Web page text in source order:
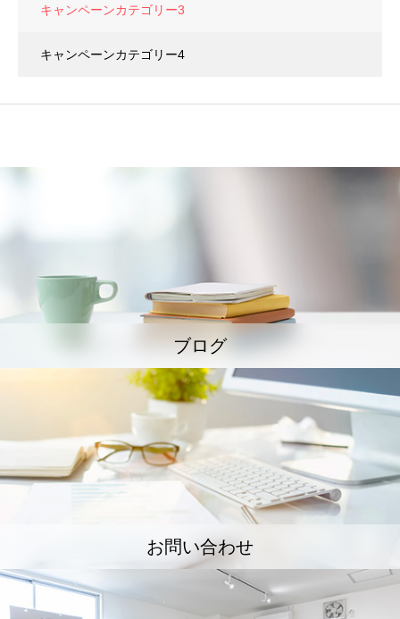
キャンペーンカテゴリー3
キャンペーンカテゴリー4
ブログ
お問い合わせ